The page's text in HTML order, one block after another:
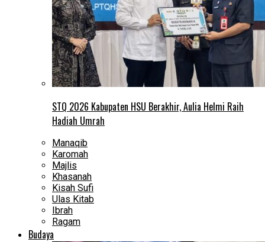
STQ 2026 Kabupaten HSU Berakhir, Aulia Helmi Raih
Hadiah Umrah
Manaqib
Karomah
Majlis
Khasanah
Kisah Sufi
Ulas Kitab
Ibrah
Ragam
Budaya